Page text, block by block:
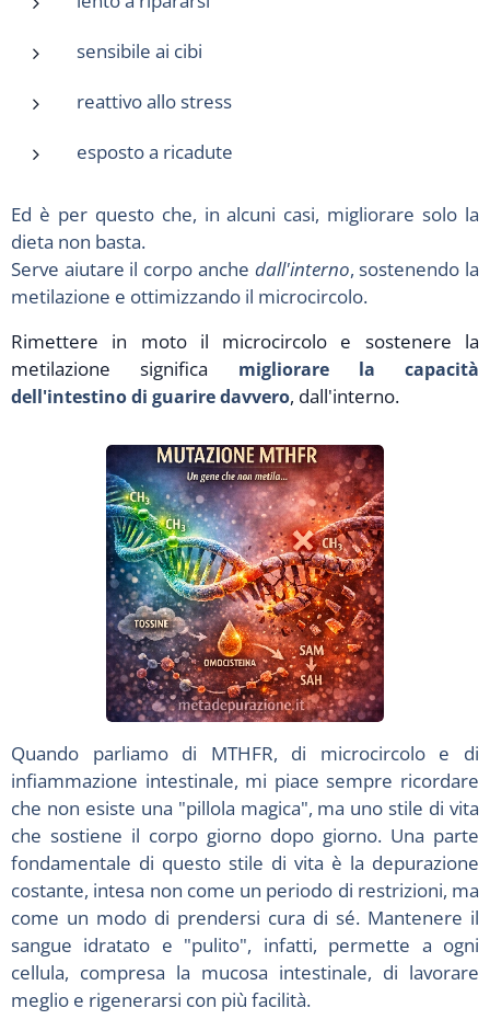
sensibile ai cibi
reattivo allo stress
esposto a ricadute
Ed è per questo che, in alcuni casi, migliorare solo la
dieta non basta.
Serve aiutare il corpo anche dall'interno, sostenendo la
metilazione e ottimizzando il microcircolo.
Rimettere in moto il microcircolo e sostenere la
metilazione significa migliorare la capacità
dell'intestino di guarire davvero, dall'interno.
Quando parliamo di MTHFR, di microcircolo e di
infiammazione intestinale, mi piace sempre ricordare
che non esiste una "pillola magica", ma uno stile di vita
che sostiene il corpo giorno dopo giorno. Una parte
fondamentale di questo stile di vita è la depurazione
costante, intesa non come un periodo di restrizioni, ma
come un modo di prendersi cura di sé. Mantenere il
sangue idratato e "pulito", infatti, permette a ogni
cellula, compresa la mucosa intestinale, di lavorare
meglio e rigenerarsi con più facilità.